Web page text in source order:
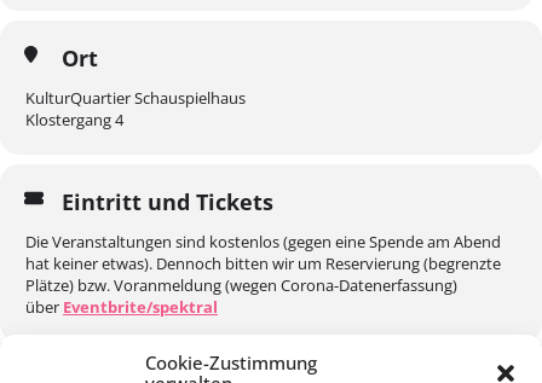
Cookie-Zustimmung
Ort
KulturQuartier Schauspielhaus
Klostergang 4
Eintritt und Tickets
Die Veranstaltungen sind kostenlos (gegen eine Spende am Abend
hat keiner etwas). Dennoch bitten wir um Reservierung (begrenzte
Plätze) bzw. Voranmeldung (wegen Corona-Datenerfassung)
über Eventbrite/spektral